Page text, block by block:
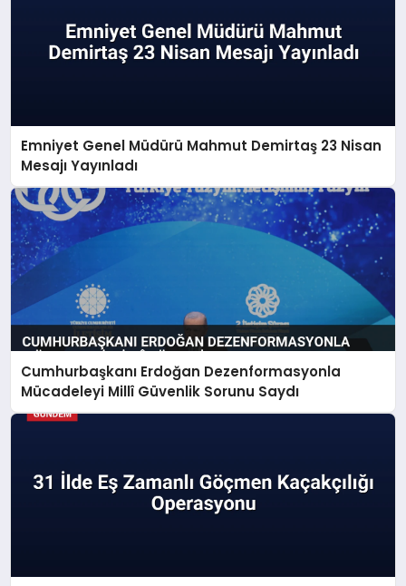
Emniyet Genel Müdürü Mahmut Demirtaş 23 Nisan
Mesajı Yayınladı
Cumhurbaşkanı Erdoğan Dezenformasyonla
Mücadeleyi Millî Güvenlik Sorunu Saydı